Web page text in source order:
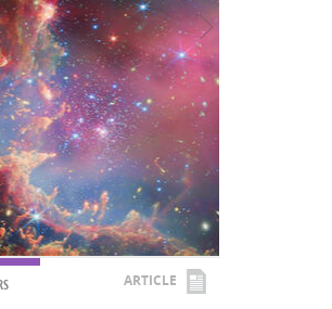
ARTICLE